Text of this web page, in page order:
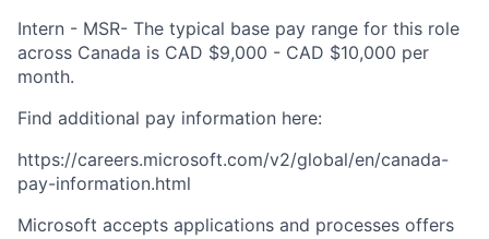
Intern - MSR- The typical base pay range for this role
across Canada is CAD $9,000 - CAD $10,000 per
month.
Find additional pay information here:
https://careers.microsoft.com/v2/global/en/canada-
pay-information.html
Microsoft accepts applications and processes offers